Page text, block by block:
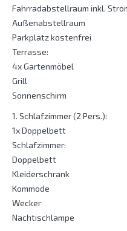
Fahrradabstellraum inkl.
Außenabstellraum
Parkplatz kostenfrei
Terrasse:
4x Gartenmöbel
Grill
Sonnenschirm
1. Schlafzimmer (2 Pers.):
1x Doppelbett
Schlafzimmer:
Doppelbett
Kleiderschrank
Kommode
Wecker
Nachtischlampe